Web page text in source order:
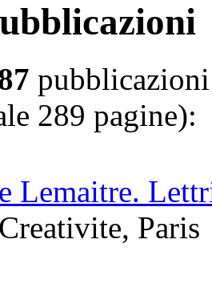
289 pagine):
Lemaitre.
Paris